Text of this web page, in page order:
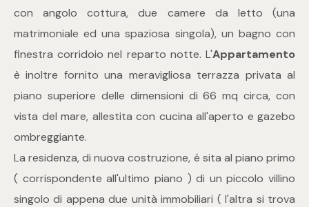
con angolo cottura, due camere da letto (una
matrimoniale ed una spaziosa singola), un bagno con
finestra corridoio nel reparto notte. L'Appartamento
è inoltre fornito una meravigliosa terrazza privata al
piano superiore delle dimensioni di 66 mq circa, con
vista del mare, allestita con cucina all'aperto e gazebo
ombreggiante.
La residenza, di nuova costruzione, é sita al piano primo
( corrispondente all'ultimo piano ) di un piccolo villino
singolo di appena due unità immobiliari ( l'altra si trova
Prezzo
Totale
mq